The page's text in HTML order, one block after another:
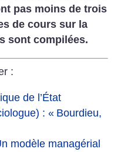
pas moins de trois
de cours sur la
sont compilées.
:
de l’État
: « Bourdieu,
modèle managérial